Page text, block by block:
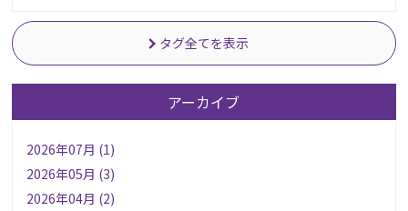
タグ全てを表示
アーカイブ
2026年07月 (1)
2026年05月 (3)
2026年04月 (2)